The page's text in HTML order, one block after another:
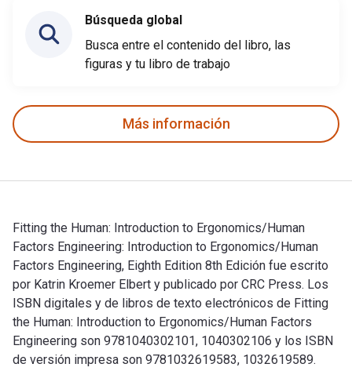
Búsqueda global
Busca entre el contenido del libro, las
figuras y tu libro de trabajo
Más información
Fitting the Human: Introduction to Ergonomics/Human
Factors Engineering: Introduction to Ergonomics/Human
Factors Engineering, Eighth Edition 8th Edición fue escrito
por Katrin Kroemer Elbert y publicado por CRC Press. Los
ISBN digitales y de libros de texto electrónicos de Fitting
the Human: Introduction to Ergonomics/Human Factors
Engineering son 9781040302101, 1040302106 y los ISBN
de versión impresa son 9781032619583, 1032619589.